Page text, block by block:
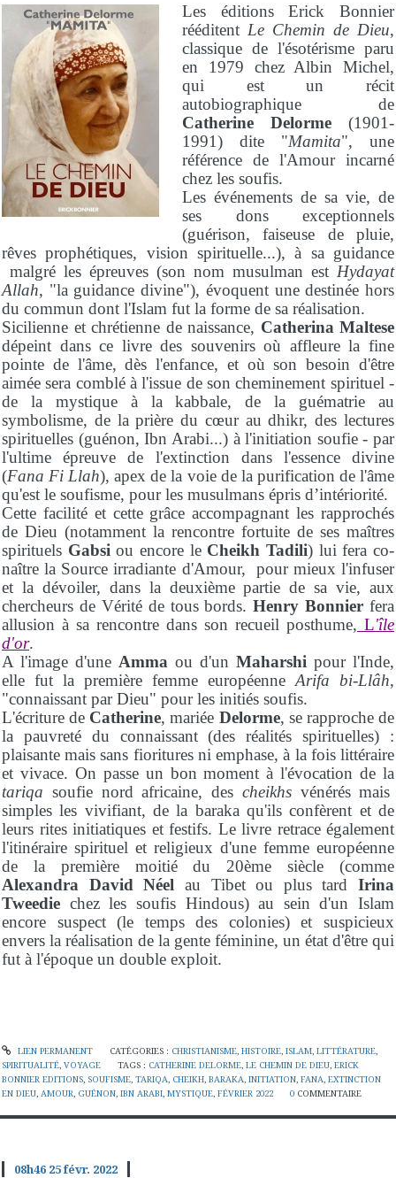
Les éditions Erick Bonnier
rééditent Le Chemin de Dieu,
classique de l'ésotérisme paru
en 1979 chez Albin Michel,
qui est un récit
autobiographique de
Catherine Delorme (1901-
1991) dite "Mamita", une
référence de l'Amour incarné
chez les soufis.
Les événements de sa vie, de
ses dons exceptionnels
(guérison, faiseuse de pluie,
rêves prophétiques, vision spirituelle...), à sa guidance
malgré les épreuves (son nom musulman est Hydayat
Allah, "la guidance divine"), évoquent une destinée hors
du commun dont l'Islam fut la forme de sa réalisation.
Sicilienne et chrétienne de naissance, Catherina Maltese
dépeint dans ce livre des souvenirs où affleure la fine
pointe de l'âme, dès l'enfance, et où son besoin d'être
aimée sera comblé à l'issue de son cheminement spirituel -
de la mystique à la kabbale, de la guématrie au
symbolisme, de la prière du cœur au dhikr, des lectures
spirituelles (guénon, Ibn Arabi...) à l'initiation soufie - par
l'ultime épreuve de l'extinction dans l'essence divine
(Fana Fi Llah), apex de la voie de la purification de l'âme
qu'est le soufisme, pour les musulmans épris d’intériorité.
Cette facilité et cette grâce accompagnant les rapprochés
de Dieu (notamment la rencontre fortuite de ses maîtres
spirituels Gabsi ou encore le Cheikh Tadili) lui fera co-
naître la Source irradiante d'Amour, pour mieux l'infuser
et la dévoiler, dans la deuxième partie de sa vie, aux
chercheurs de Vérité de tous bords.Henry Bonnier fera
allusion à sa rencontre dans son recueil posthume, L'île
d'or.
A l'image d'une Amma ou d'un Maharshi pour l'Inde,
elle fut la première femme européenne Arifa bi-Llâh,
"connaissant par Dieu" pour les initiés soufis.
L'écriture de Catherine, mariée Delorme, se rapproche de
la pauvreté du connaissant (des réalités spirituelles) :
plaisante mais sans fioritures ni emphase, à la fois littéraire
et vivace. On passe un bon moment à l'évocation de la
tariqa soufie nord africaine, des cheikhsvénérés mais
simples les vivifiant, de la baraka qu'ils confèrent et de
leurs rites initiatiques et festifs. Le livre retrace également
l'itinéraire spirituel et religieux d'une femme européenne
de la première moitié du 20ème siècle (comme
Alexandra David Néel au Tibet ou plus tard Irina
Tweedie chez les soufis Hindous) au sein d'un Islam
encore suspect (le temps des colonies) et suspicieux
envers la réalisation de la gente féminine, un état d'être qui
fut à l'époque un double exploit.
LIEN PERMANENT CATÉGORIES : CHRISTIANISME, HISTOIRE, ISLAM, LITTÉRATURE,
SPIRITUALITÉ, VOYAGE TAGS : CATHERINE DELORME,LE CHEMIN DE DIEU,ERICK
BONNIER EDITIONS, SOUFISME, TARIQA, CHEIKH, BARAKA, INITIATION, FANA, EXTINCTION
EN DIEU, AMOUR, GUÉNON, IBN ARABI, MYSTIQUE, FÉVRIER 2022 0 COMMENTAIRE
08h46 25févr. 2022